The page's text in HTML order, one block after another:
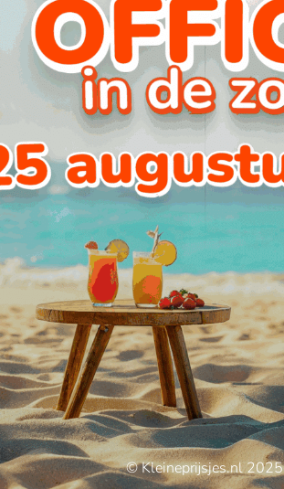
© Kleineprijsjes.nl 2025